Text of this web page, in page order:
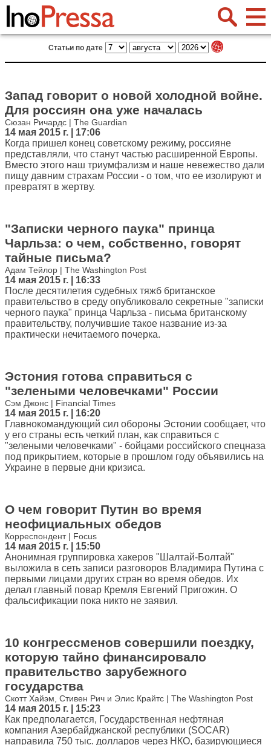
Статьи по дате
Запад говорит о новой холодной войне.
Для россиян она уже началась
Сюзан Ричардс | The Guardian
14 мая 2015 г. | 17:06
Когда пришел конец советскому режиму, россияне
представляли, что станут частью расширенной Европы.
Вместо этого наш триумфализм и наше невежество дали
пищу давним страхам России - о том, что ее изолируют и
превратят в жертву.
"Записки черного паука" принца
Чарльза: о чем, собственно, говорят
тайные письма?
Адам Тейлор | The Washington Post
14 мая 2015 г. | 16:33
После десятилетия судебных тяжб британское
правительство в среду опубликовало секретные "записки
черного паука" принца Чарльза - письма британскому
правительству, получившие такое название из-за
практически нечитаемого почерка.
Эстония готова справиться с
"зелеными человечками" России
Сэм Джонс | Financial Times
14 мая 2015 г. | 16:20
Главнокомандующий сил обороны Эстонии сообщает, что
у его страны есть четкий план, как справиться с
"зелеными человечками" - бойцами российского спецназа
под прикрытием, которые в прошлом году объявились на
Украине в первые дни кризиса.
О чем говорит Путин во время
неофициальных обедов
Корреспондент | Focus
14 мая 2015 г. | 15:50
Анонимная группировка хакеров "Шалтай-Болтай"
выложила в сеть записи разговоров Владимира Путина с
первыми лицами других стран во время обедов. Их
делал главный повар Кремля Евгений Пригожин. О
фальсификации пока никто не заявил.
10 конгрессменов совершили поездку,
которую тайно финансировало
правительство зарубежного
государства
Скотт Хайэм, Стивен Рич и Элис Крайтс | The Washington Post
14 мая 2015 г. | 15:23
Как предполагается, Государственная нефтяная
компания Азербайджанской республики (SOCAR)
направила 750 тыс. долларов через НКО, базирующиеся